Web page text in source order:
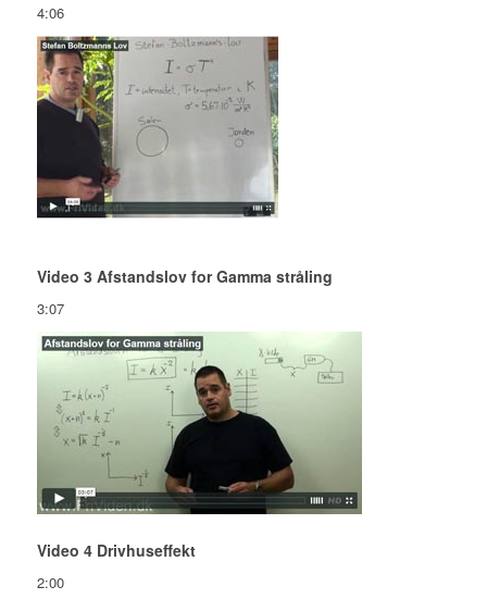
4:06
Video 3 Afstandslov for Gamma stråling
3:07
Video 4 Drivhuseffekt
2:00